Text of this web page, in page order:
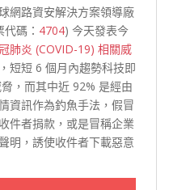
網路資安解決方案領導廠
碼： 4704) 今天發表今
肺炎 (COVID-19) 相關威
短短 6 個月內趨勢科技即
，而其中近 92% 是經由
資訊作為釣魚手法，假冒
件者捐款，或是冒稱企業
明，誘使收件者下載惡意